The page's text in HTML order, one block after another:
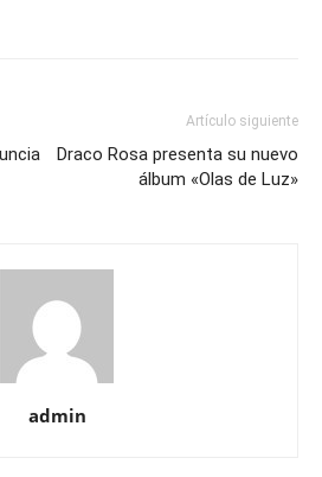
Artículo siguiente
Draco Rosa presenta su nuevo
álbum «Olas de Luz»
admin